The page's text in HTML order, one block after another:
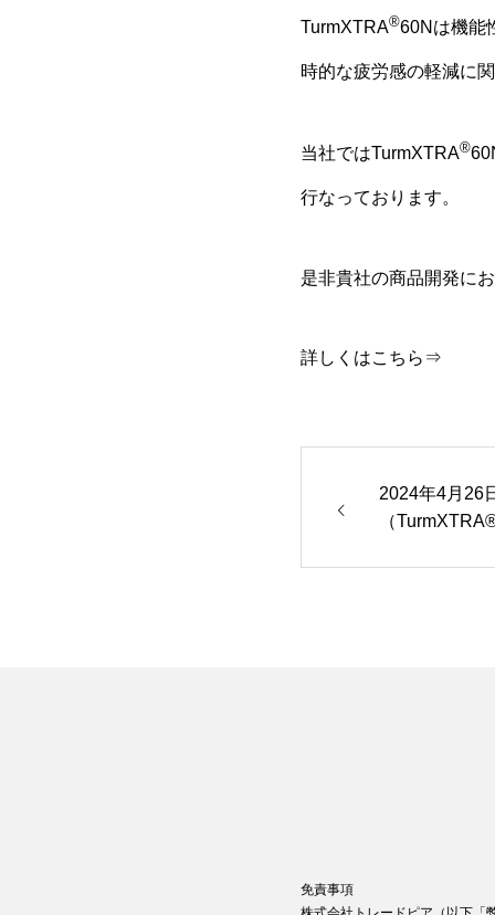
TurmXTRA®60Nは機能
時的な疲労感の軽減に
当社ではTurmXTRA®
行なっております。
是非貴社の商品開発に
詳しくはこちら⇒
2024年4月26
（
免責事項